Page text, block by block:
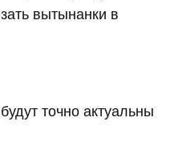
вытынанки в
точно актуальны